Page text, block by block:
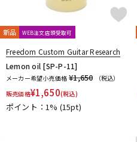
新品 WEB注文店頭受取可
Freedom Custom Guitar Research
Lemon oil [SP-P-11]
メーカー希望小売価格 ¥1,650
（税込）
販売価格¥1,650(税込)
ポイント：1% (15pt)